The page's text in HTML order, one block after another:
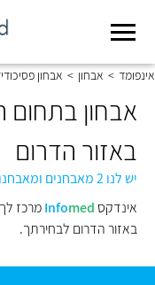
אינפומד > אבחון > אבחון
אבחון בתחום
באזור הדרום
יש לנו 2 מאבחנים ומאבחנות באתר
אינדקס
Infomed
מרכז
באזור הדרום לבחירתך.